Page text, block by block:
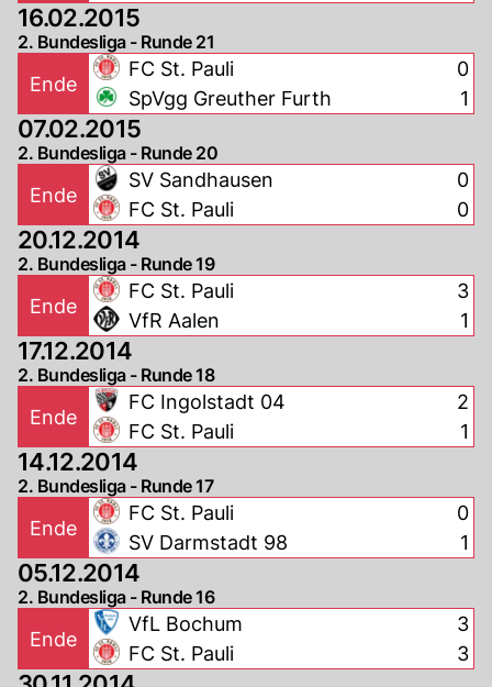
16.02.2015
2. Bundesliga - Runde 21
Ende
FC St. Pauli
SpVgg Greuther Furth
0
1
07.02.2015
2. Bundesliga - Runde 20
Ende
SV Sandhausen
FC St. Pauli
0
0
20.12.2014
2. Bundesliga - Runde 19
Ende
FC St. Pauli
VfR Aalen
3
1
17.12.2014
2. Bundesliga - Runde 18
Ende
FC Ingolstadt 04
FC St. Pauli
2
1
14.12.2014
2. Bundesliga - Runde 17
Ende
FC St. Pauli
SV Darmstadt 98
0
1
05.12.2014
2. Bundesliga - Runde 16
Ende
VfL Bochum
FC St. Pauli
3
3